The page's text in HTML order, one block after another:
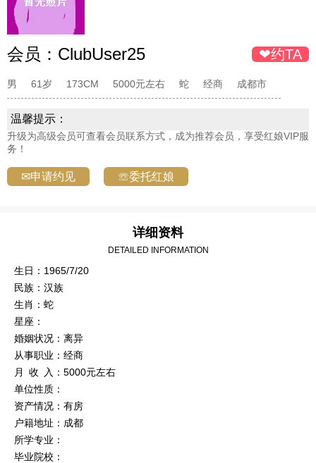
会员： ClubUser25 ❤约TA
男 61岁 173CM 5000元左右 蛇 经商 成都市
温馨提示：
升级为高级会员可查看会员联系方式，成为推荐会员，享受红娘VIP服
务！
✉申请约见 ☏委托红娘
详细资料
DETAILED INFORMATION
生日：1965/7/20
民族：汉族
生肖：蛇
星座：
婚姻状况：离异
从事职业：经商
月 收 入：5000元左右
单位性质：
资产情况：有房
户籍地址：成都
所学专业：
毕业院校：